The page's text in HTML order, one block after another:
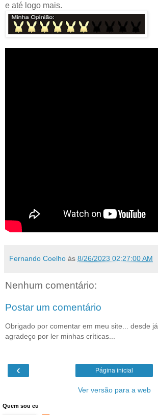
e até logo mais.
Fernando Coelho às 8/26/2023 02:27:00 AM
Nenhum comentário:
Postar um comentário
Obrigado por comentar em meu site... desde já
agradeço por ler minhas críticas...
‹ Página inicial
Ver versão para a web
Quem sou eu